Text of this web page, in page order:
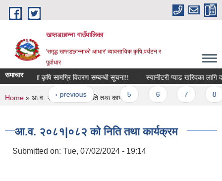
Skip to main content
खप्तडछान्ना गाउँपालिका
'समृद्ध खप्तडछान्नाको आधार' व्यावसायिक कृषि,पर्यटन र
पूर्वाधार
समाचार
सम्मान तथा कृषि सामग्रि वितरण सम्बन्धी सूचना!! स्यानीटरी प्याड खरिदका ‍लागि
« first ‹ previous … 5
You are here
Home » आ.व. २०८१|०८२ को निति तथा कार्यक्रम
आ.व. २०८१|०८२ को निति तथा कार्यक्रम
Submitted on: Tue, 07/02/2024 - 19:14